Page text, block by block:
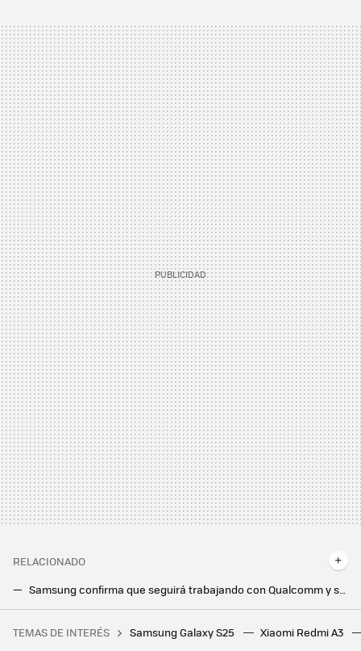
RELACIONADO
Samsung confirma que seguirá trabajando con Qualcomm y son buenas noticias para los nuevos Galaxy S25
YouTube quería que pagáramos la suscripción Premium, pero ha conseguido que usemos más bloqueadores de anuncios, según este estudio
TEMAS DE INTERÉS Samsung Galaxy S25 Xiaomi Redmi A3